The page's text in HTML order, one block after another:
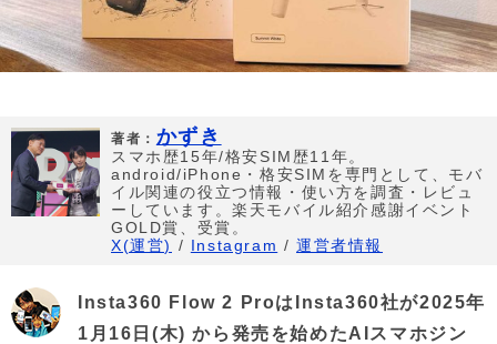
著者： かずき
スマホ歴15年/格安SIM歴11年。
android/iPhone・格安SIMを専門として、モバ
イル関連の役立つ情報・使い方を調査・レビュ
ーしています。楽天モバイル紹介感謝イベント
GOLD賞、受賞。
X(運営) / Instagram /運営者情報
Insta360 Flow 2 ProはInsta360社が2025年
1月16日(木) から発売を始めたAIスマホジン